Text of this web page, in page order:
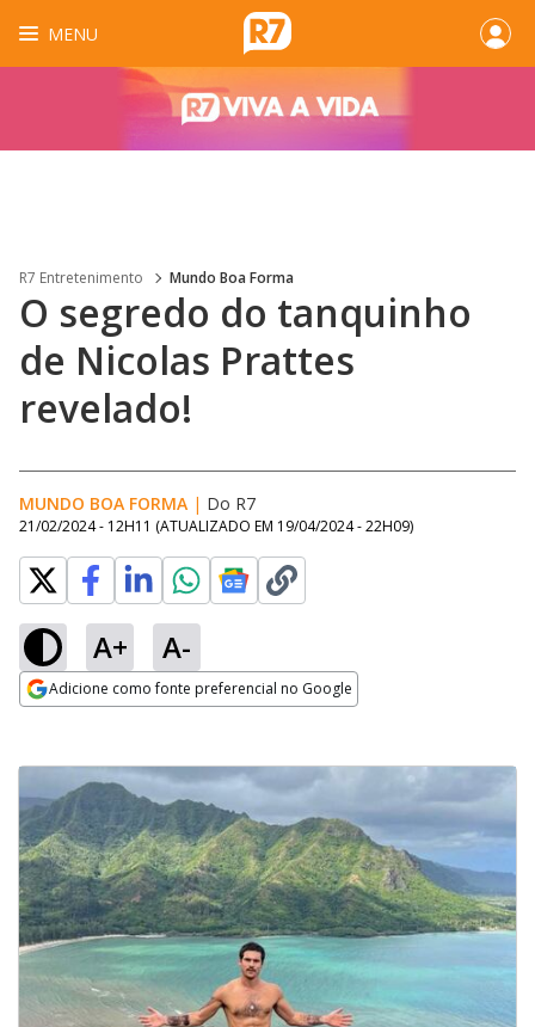
MENU
R7 Entretenimento Mundo Boa Forma
O segredo do tanquinho
de Nicolas Prattes
revelado!
MUNDO BOA FORMA | Do R7
21/02/2024 - 12H11 (ATUALIZADO EM 19/04/2024 - 22H09)
A+ A-
Adicione como fonte preferencial no Google